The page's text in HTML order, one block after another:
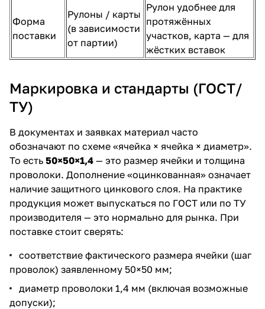
Форма
поставки
Рулоны / карты
(в зависимости
от партии)
Рулон удобнее для
протяжённых
участков, карта — для
жёстких вставок
Маркировка и стандарты (ГОСТ/
ТУ)
В документах и заявках материал часто
обозначают по схеме «ячейка × ячейка × диаметр».
То есть 50×50×1,4 — это размер ячейки и толщина
проволоки. Дополнение «оцинкованная» означает
наличие защитного цинкового слоя. На практике
продукция может выпускаться по ГОСТ или по ТУ
производителя — это нормально для рынка. При
поставке стоит сверять:
соответствие фактического размера ячейки (шаг
проволок) заявленному 50×50 мм;
диаметр проволоки 1,4 мм (включая возможные
допуски);